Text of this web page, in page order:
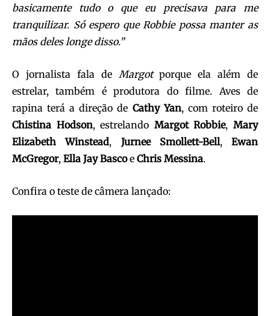
basicamente tudo o que eu precisava para me
tranquilizar. Só espero que Robbie possa manter as
mãos deles longe disso.”
O jornalista fala de Margotporque ela além de
estrelar, também é produtora do filme. Aves de
rapina terá a direção de Cathy Yan, com roteiro de
Chistina Hodson, estrelando Margot Robbie,Mary
Elizabeth Winstead, Jurnee Smollett-Bell, Ewan
McGregor, Ella Jay Bascoe Chris Messina.
Confira o teste de câmera lançado: